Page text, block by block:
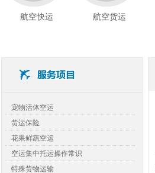
航空快运 航空货运
宠物活体空运
货运保险
花果鲜蔬空运
空运集中托运操作常识
特殊货物运输